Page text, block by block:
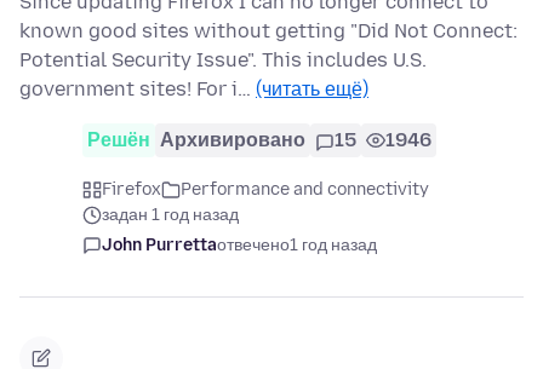
known good sites without getting "Did Not Connect:
Potential Security Issue". This includes U.S.
government sites! For i… (читать ещё)
Решён Архивировано 15 1946
Firefox
Performance and connectivity
задан 1 год назад
John Purrettaотвечено1 год назад